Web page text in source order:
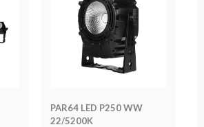
PAR64 LED P250 WW
22/5200K